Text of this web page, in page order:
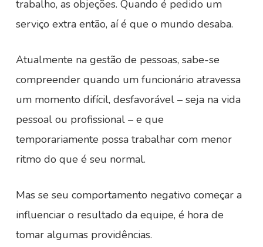
trabalho, as objeções. Quando é pedido um
serviço extra então, aí é que o mundo desaba.
Atualmente na gestão de pessoas, sabe-se
compreender quando um funcionário atravessa
um momento difícil, desfavorável – seja na vida
pessoal ou profissional – e que
temporariamente possa trabalhar com menor
ritmo do que é seu normal.
Mas se seu comportamento negativo começar a
influenciar o resultado da equipe, é hora de
tomar algumas providências.